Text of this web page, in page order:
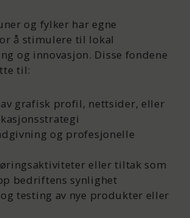
og fylker har egne
å stimulere til lokal
og innovasjon. Disse fondene
til:
grafisk profil, nettsider, eller
og profesjonelle
eller tiltak som
bedriftens synlighet
testing av nye produkter eller